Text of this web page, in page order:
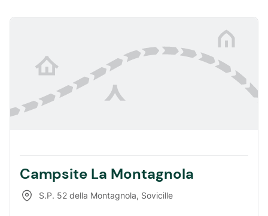
Campsite La Montagnola
S.P. 52 della Montagnola, Sovicille